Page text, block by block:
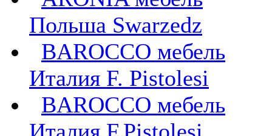
Польша Swarzedz
BAROCCO мебель
Италия F. Pistolesi
BAROCCO мебель